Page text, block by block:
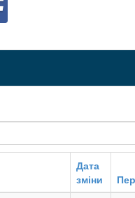
Дата
зміни